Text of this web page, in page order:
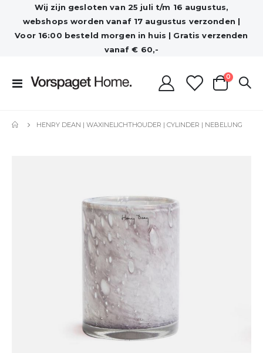
Wij zijn gesloten van 25 juli t/m 16 augustus,
webshops worden vanaf 17 augustus verzonden |
Voor 16:00 besteld morgen in huis | Gratis verzenden
vanaf € 60,-
Toggle
Cart
0producten
HENRY DEAN | WAXINELICHTHOUDER | CYLINDER | NEBELUNG